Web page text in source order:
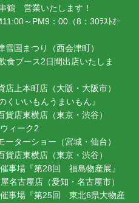
たします！
00（8：30ﾗｽﾄｵｰ
まつり（西会津町）
間出店いたしま
上本町店（大阪・大阪市）
うまいもん』
東横店（東京・渋谷）
ク2
ーショー（宮城・仙台）
東横店（東京・渋谷）
回 福島物産展』
屋店（愛知・名古屋市）
25回 東北6県大物産